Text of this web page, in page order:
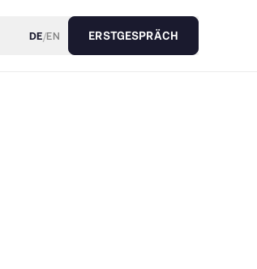
DE/EN ERSTGESPRÄCH